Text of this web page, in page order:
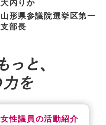
大内りか
山形県参議院選挙区第一
支部長
女性議員の活動紹介